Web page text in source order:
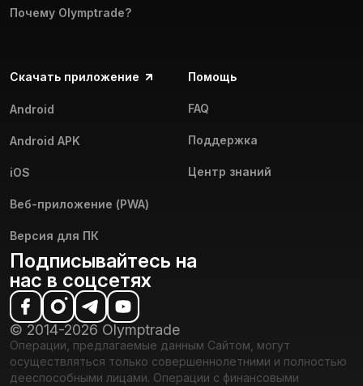
Почему Olymptrade?
Скачать приложение
Android
Android APK
iOS
Веб-приложение (PWA)
Версия для ПК
Помощь
FAQ
Поддержка
Центр знаний
Подписывайтесь на
нас в соцсетях
© 2014-2026 Olymptrade
Операции, предлагаемые данным Сайтом, могут
осуществляться только совершеннолетними и полностью
дееспособными лицами. Операции с финансовыми